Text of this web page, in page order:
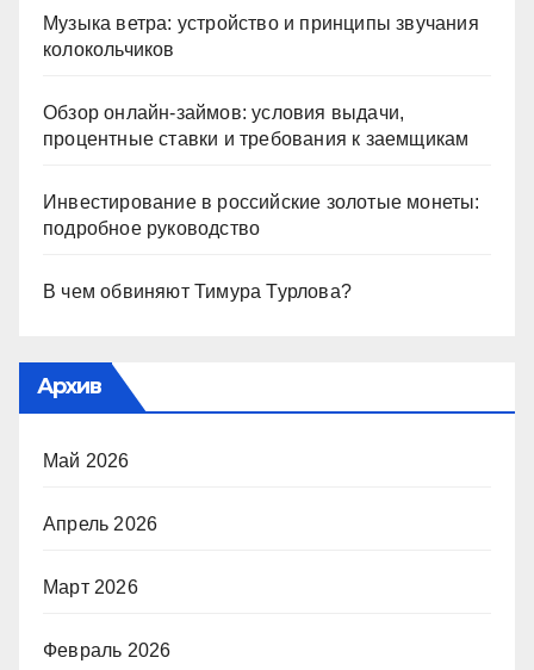
Музыка ветра: устройство и принципы звучания
колокольчиков
Обзор онлайн-займов: условия выдачи,
процентные ставки и требования к заемщикам
Инвестирование в российские золотые монеты:
подробное руководство
В чем обвиняют Тимура Турлова?
Архив
Май 2026
Апрель 2026
Март 2026
Февраль 2026